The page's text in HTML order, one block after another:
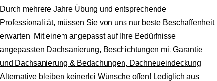
Durch mehrere Jahre Übung und entsprechende
Professionalität, müssen Sie von uns nur beste Beschaffenheit
erwarten. Mit einem angepasst auf Ihre Bedürfnisse
angepassten Dachsanierung, Beschichtungen mit Garantie
und Dachsanierung & Bedachungen, Dachneueindeckung
Alternative bleiben keinerlei Wünsche offen! Lediglich aus